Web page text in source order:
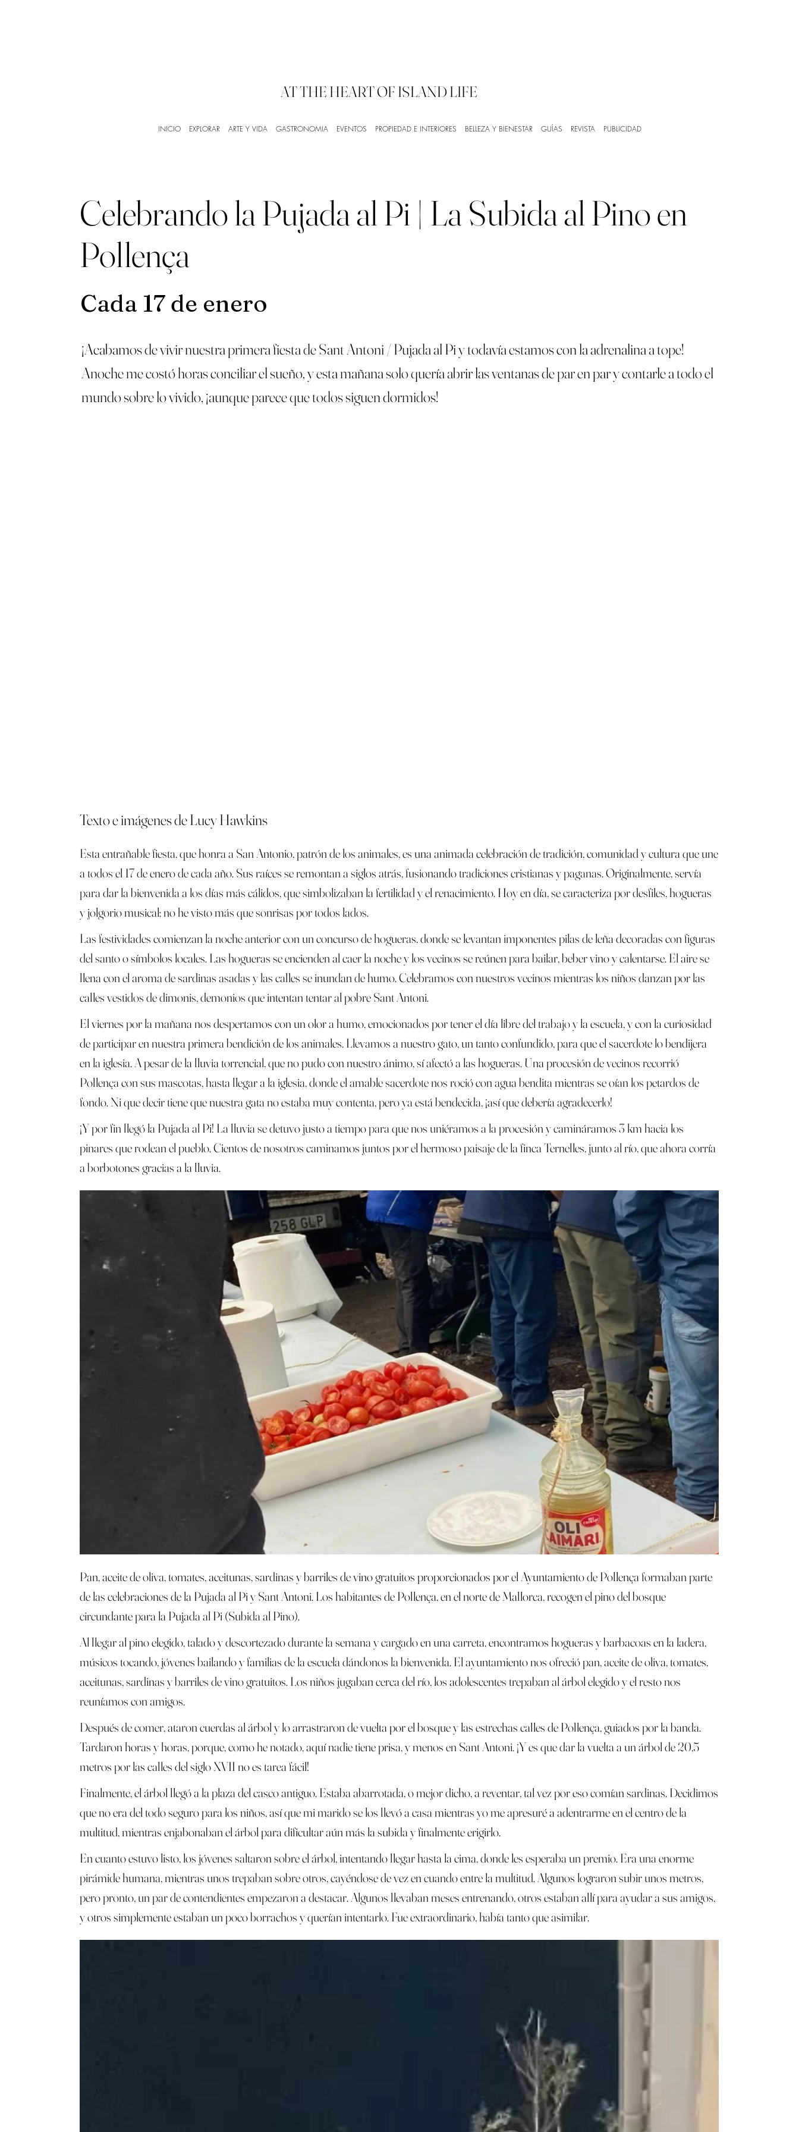
INICIO EXPLORAR ARTE Y VIDA GASTRONOMIA EVENTOS PROPIEDAD E INTERIORES BELLEZA Y BIENESTAR GUÍAS REVISTA PUBLICIDAD
AT THE HEART OF ISLAND LIFE
Celebrando la Pujada al Pi | La Subida al Pino en
Pollença
Cada 17 de enero
¡Acabamos de vivir nuestra primera fiesta de Sant Antoni / Pujada al Pi y todavía estamos con la adrenalina a tope!
Anoche me costó horas conciliar el sueño, y esta mañana solo quería abrir las ventanas de par en par y contarle a todo el
mundo sobre lo vivido, ¡aunque parece que todos siguen dormidos!
Texto e imágenes de Lucy Hawkins
Esta entrañable fiesta, que honra a San Antonio, patrón de los animales, es una animada celebración de tradición, comunidad y cultura que une
a todos el 17 de enero de cada año. Sus raíces se remontan a siglos atrás, fusionando tradiciones cristianas y paganas. Originalmente, servía
para dar la bienvenida a los días más cálidos, que simbolizaban la fertilidad y el renacimiento. Hoy en día, se caracteriza por desfiles, hogueras
y jolgorio musical; no he visto más que sonrisas por todos lados.
Las festividades comienzan la noche anterior con un concurso de hogueras, donde se levantan imponentes pilas de leña decoradas con figuras
del santo o símbolos locales. Las hogueras se encienden al caer la noche y los vecinos se reúnen para bailar, beber vino y calentarse. El aire se
llena con el aroma de sardinas asadas y las calles se inundan de humo. Celebramos con nuestros vecinos mientras los niños danzan por las
calles vestidos de dimonis, demonios que intentan tentar al pobre Sant Antoni.
El viernes por la mañana nos despertamos con un olor a humo, emocionados por tener el día libre del trabajo y la escuela, y con la curiosidad
de participar en nuestra primera bendición de los animales. Llevamos a nuestro gato, un tanto confundido, para que el sacerdote lo bendijera
en la iglesia. A pesar de la lluvia torrencial, que no pudo con nuestro ánimo, sí afectó a las hogueras. Una procesión de vecinos recorrió
Pollença con sus mascotas, hasta llegar a la iglesia, donde el amable sacerdote nos roció con agua bendita mientras se oían los petardos de
fondo. Ni que decir tiene que nuestra gata no estaba muy contenta, pero ya está bendecida, ¡así que debería agradecerlo!
¡Y por fin llegó la Pujada al Pi! La lluvia se detuvo justo a tiempo para que nos uniéramos a la procesión y camináramos 3 km hacia los
pinares que rodean el pueblo. Cientos de nosotros caminamos juntos por el hermoso paisaje de la finca Ternelles, junto al río, que ahora corría
a borbotones gracias a la lluvia.
Pan, aceite de oliva, tomates, aceitunas, sardinas y barriles de vino gratuitos proporcionados por el Ayuntamiento de Pollença formaban parte
de las celebraciones de la Pujada al Pi y Sant Antoni. Los habitantes de Pollença, en el norte de Mallorca, recogen el pino del bosque
circundante para la Pujada al Pi (Subida al Pino).
Al llegar al pino elegido, talado y descortezado durante la semana y cargado en una carreta, encontramos hogueras y barbacoas en la ladera,
músicos tocando, jóvenes bailando y familias de la escuela dándonos la bienvenida. El ayuntamiento nos ofreció pan, aceite de oliva, tomates,
aceitunas, sardinas y barriles de vino gratuitos. Los niños jugaban cerca del río, los adolescentes trepaban al árbol elegido y el resto nos
reuníamos con amigos.
Después de comer, ataron cuerdas al árbol y lo arrastraron de vuelta por el bosque y las estrechas calles de Pollença, guiados por la banda.
Tardaron horas y horas, porque, como he notado, aquí nadie tiene prisa, y menos en Sant Antoni. ¡Y es que dar la vuelta a un árbol de 20,5
metros por las calles del siglo XVII no es tarea fácil!
Finalmente, el árbol llegó a la plaza del casco antiguo. Estaba abarrotada, o mejor dicho, a reventar, tal vez por eso comían sardinas. Decidimos
que no era del todo seguro para los niños, así que mi marido se los llevó a casa mientras yo me apresuré a adentrarme en el centro de la
multitud, mientras enjabonaban el árbol para dificultar aún más la subida y finalmente erigirlo.
En cuanto estuvo listo, los jóvenes saltaron sobre el árbol, intentando llegar hasta la cima, donde les esperaba un premio. Era una enorme
pirámide humana, mientras unos trepaban sobre otros, cayéndose de vez en cuando entre la multitud. Algunos lograron subir unos metros,
pero pronto, un par de contendientes empezaron a destacar. Algunos llevaban meses entrenando, otros estaban allí para ayudar a sus amigos,
y otros simplemente estaban un poco borrachos y querían intentarlo. Fue extraordinario, había tanto que asimilar.